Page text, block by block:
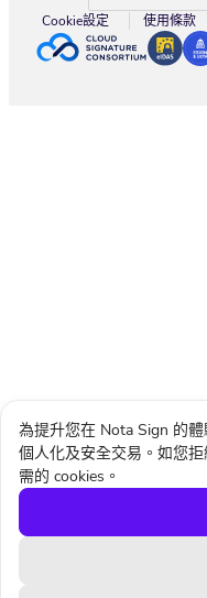
Cookie設定 使用條款
為提升您在 Nota Sign 的
個人化及安全交易。如您
需的 cookies。